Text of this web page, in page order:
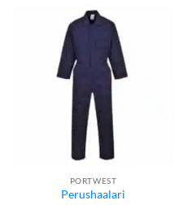
PORTWEST
Perushaalari